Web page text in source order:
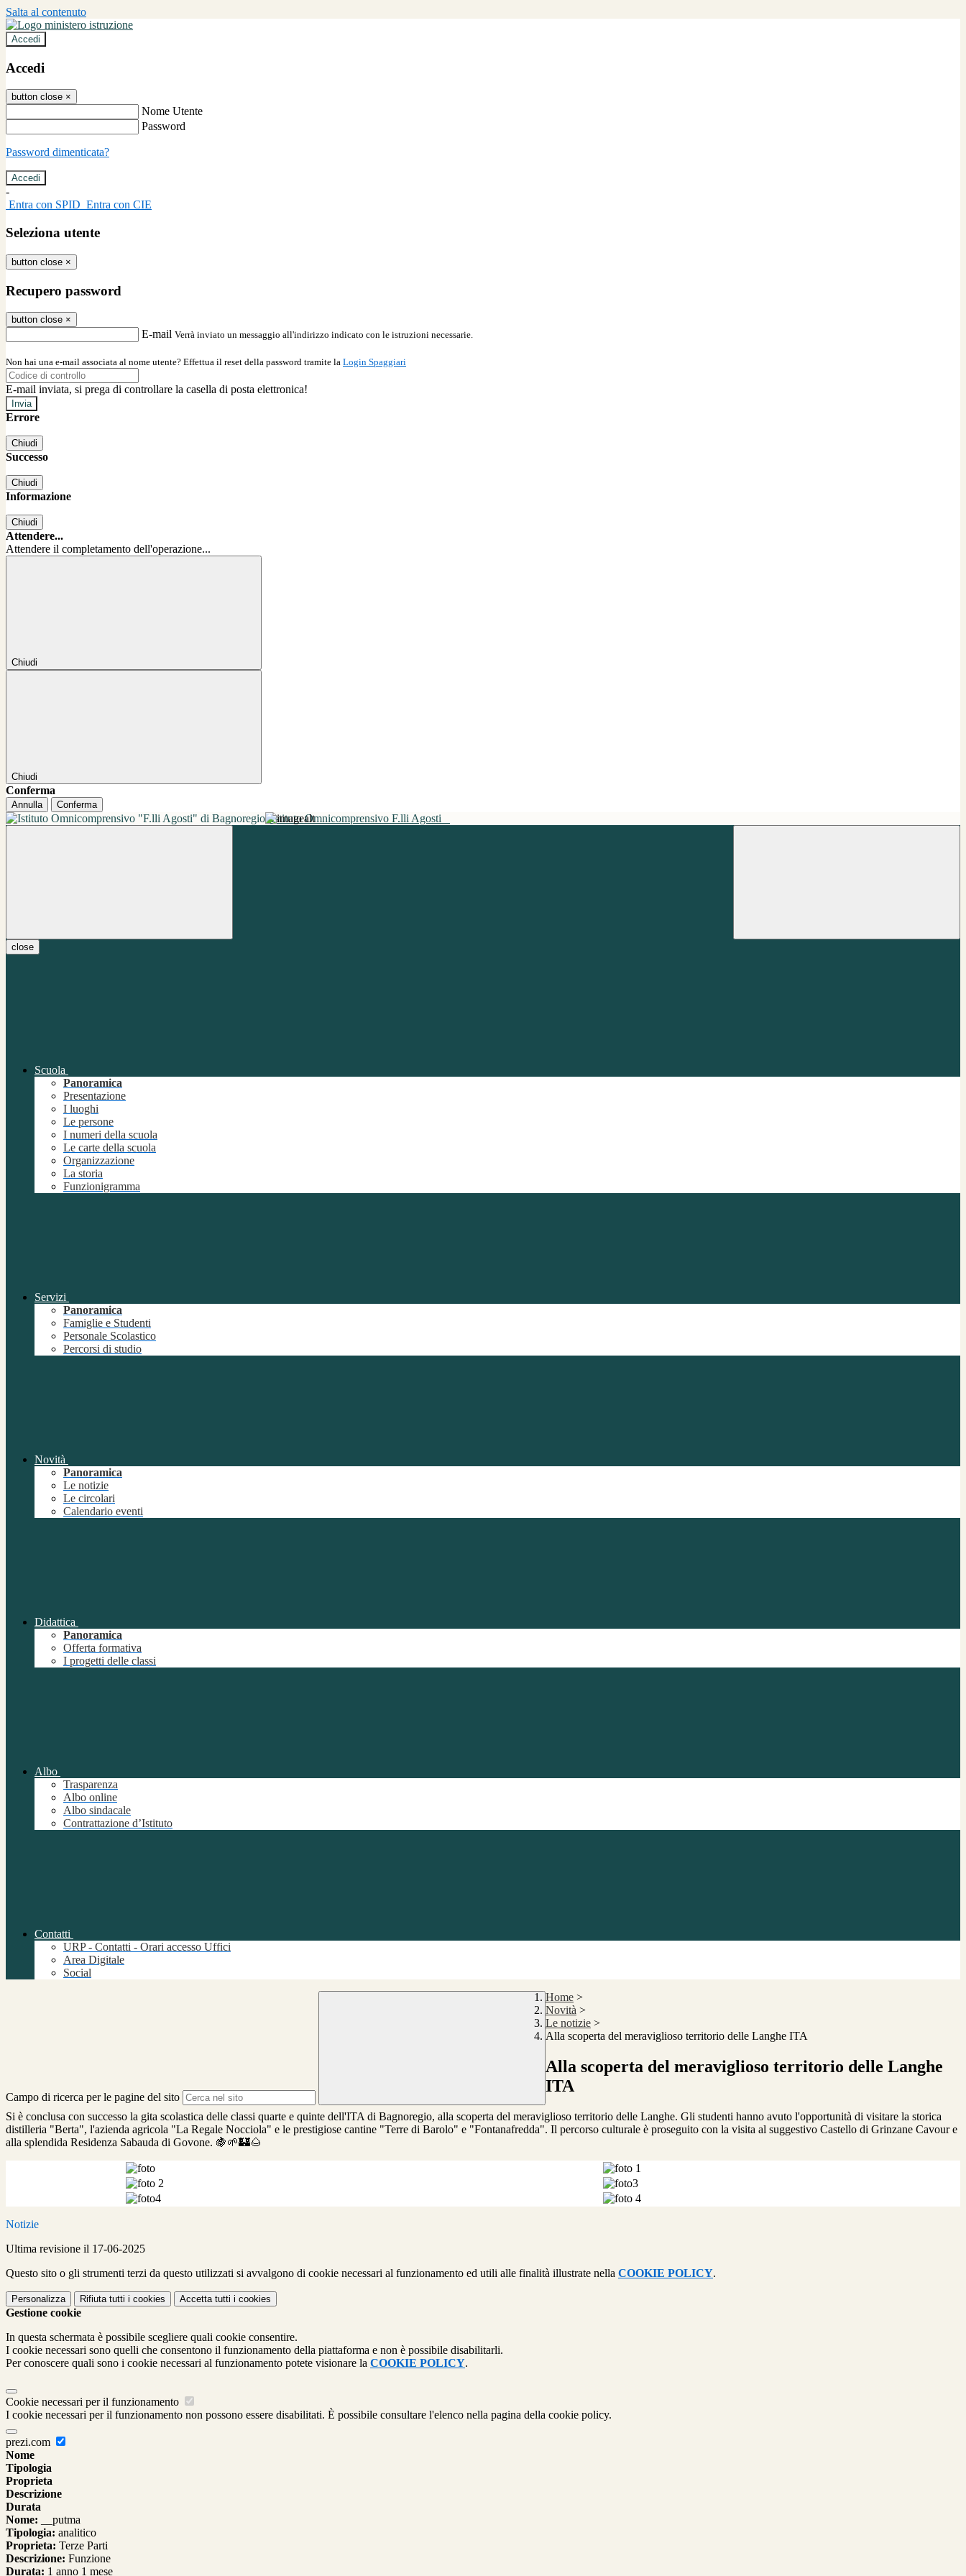
Salta al contenuto
Accedi
Accedi
button close ×
Nome Utente
Password
Password dimenticata?
-
Entra con SPID Entra con CIE
Seleziona utente
button close ×
Recupero password
button close ×
E-mail Verrà inviato un messaggio all'indirizzo indicato con le istruzioni necessarie.
Non hai una e-mail associata al nome utente? Effettua il reset della password tramite la Login Spaggiari
E-mail inviata, si prega di controllare la casella di posta elettronica!
Errore
Chiudi
Successo
Chiudi
Informazione
Chiudi
Attendere...
Attendere il completamento dell'operazione...
Chiudi
Chiudi
Conferma
Annulla Conferma
Istituto Omnicomprensivo F.lli Agosti
close
Scuola
Panoramica
Presentazione
I luoghi
Le persone
I numeri della scuola
Le carte della scuola
Organizzazione
La storia
Funzionigramma
Servizi
Panoramica
Famiglie e Studenti
Personale Scolastico
Percorsi di studio
Novità
Panoramica
Le notizie
Le circolari
Calendario eventi
Didattica
Panoramica
Offerta formativa
I progetti delle classi
Albo
Trasparenza
Albo online
Albo sindacale
Contrattazione d’Istituto
Contatti
URP - Contatti - Orari accesso Uffici
Area Digitale
Social
Campo di ricerca per le pagine del sito
Home >
Novità >
Le notizie >
Alla scoperta del meraviglioso territorio delle Langhe ITA
Alla scoperta del meraviglioso territorio delle Langhe
ITA
Si è conclusa con successo la gita scolastica delle classi quarte e quinte dell'ITA di Bagnoregio, alla scoperta del meraviglioso territorio delle Langhe. Gli studenti hanno avuto l'opportunità di visitare la storica
distilleria "Berta", l'azienda agricola "La Regale Nocciola" e le prestigiose cantine "Terre di Barolo" e "Fontanafredda". Il percorso culturale è proseguito con la visita al suggestivo Castello di Grinzane Cavour e
alla splendida Residenza Sabauda di Govone. 🍇🌱🏰🌰
Notizie
Ultima revisione il 17-06-2025
Questo sito o gli strumenti terzi da questo utilizzati si avvalgono di cookie necessari al funzionamento ed utili alle finalità illustrate nella COOKIE POLICY.
Personalizza Rifiuta tutti i cookies Accetta tutti i cookies
Gestione cookie
In questa schermata è possibile scegliere quali cookie consentire.
I cookie necessari sono quelli che consentono il funzionamento della piattaforma e non è possibile disabilitarli.
Per conoscere quali sono i cookie necessari al funzionamento potete visionare la COOKIE POLICY.
Cookie necessari per il funzionamento
I cookie necessari per il funzionamento non possono essere disabilitati. È possibile consultare l'elenco nella pagina della cookie policy.
prezi.com
Nome
Tipologia
Proprieta
Descrizione
Durata
Nome: __putma
Tipologia: analitico
Proprieta: Terze Parti
Descrizione: Funzione
Durata: 1 anno 1 mese